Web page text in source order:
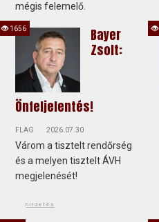
mégis felemelő.
Bayer
Zsolt:
Önfeljelentés!
FLAG 2026.07.30
Várom a tisztelt rendőrség
és a melyen tisztelt ÁVH
megjelenését!
1656
hirdetés